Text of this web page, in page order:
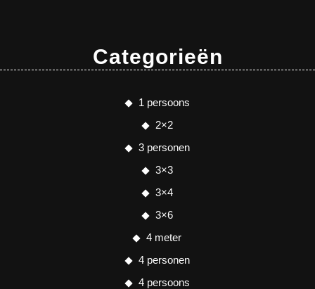
Categorieën
1 persoons
2×2
3 personen
3×3
3×4
3×6
4 meter
4 personen
4 persoons